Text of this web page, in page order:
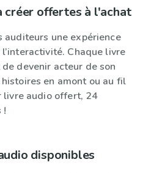
créer offertes à l'achat
auditeurs une expérience
Chaque livre
devenir acteur de son
en amont ou au fil
livre audio offert, 24
!
disponibles